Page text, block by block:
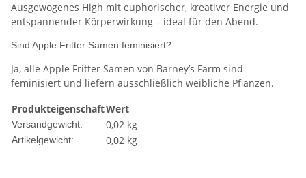
Ausgewogenes High mit euphorischer, kreativer Energie und
entspannender Körperwirkung – ideal für den Abend.
Sind Apple Fritter Samen feminisiert?
Ja, alle Apple Fritter Samen von Barney’s Farm sind
feminisiert und liefern ausschließlich weibliche Pflanzen.
ProdukteigenschaftWert
Versandgewicht: 0,02 kg
Artikelgewicht: 0,02 kg